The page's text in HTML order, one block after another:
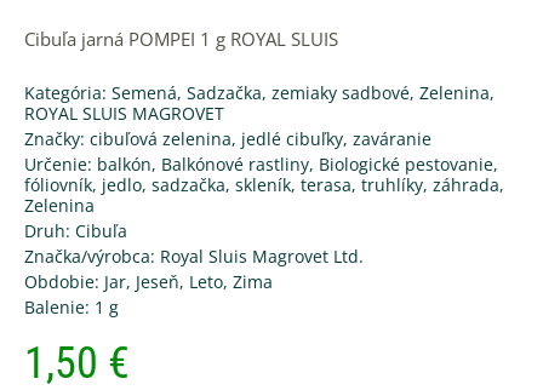
Cibuľa jarná POMPEI 1 g ROYAL SLUIS
Kategória: Semená, Sadzačka, zemiaky sadbové, Zelenina,
ROYAL SLUIS MAGROVET
Značky: cibuľová zelenina, jedlé cibuľky, zaváranie
Určenie: balkón, Balkónové rastliny, Biologické pestovanie,
fóliovník, jedlo, sadzačka, skleník, terasa, truhlíky, záhrada,
Zelenina
Druh: Cibuľa
Značka/výrobca: Royal Sluis Magrovet Ltd.
Obdobie: Jar, Jeseň, Leto, Zima
Balenie: 1 g
1,50 €